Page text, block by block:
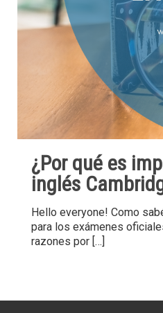
¿Por qué es
inglés
Hello everyone! Como
para los exámenes
razones por […]